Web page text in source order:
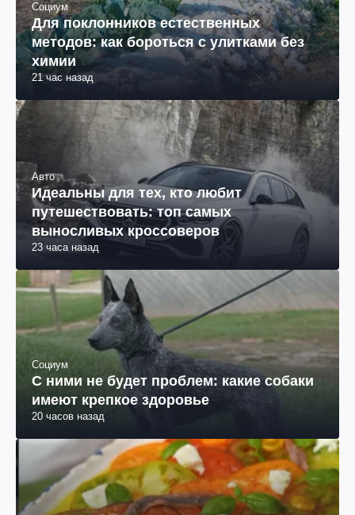
Социум
Для поклонников естественных
методов: как бороться с улитками без
химии
21 час назад
Авто
Идеальны для тех, кто любит
путешествовать: топ самых
выносливых кроссоверов
23 часа назад
Социум
С ними не будет проблем: какие собаки
имеют крепкое здоровье
20 часов назад